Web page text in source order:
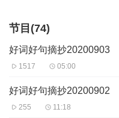
节目(74)
好词好句摘抄20200903
1517 05:00
好词好句摘抄20200902
255 11:18